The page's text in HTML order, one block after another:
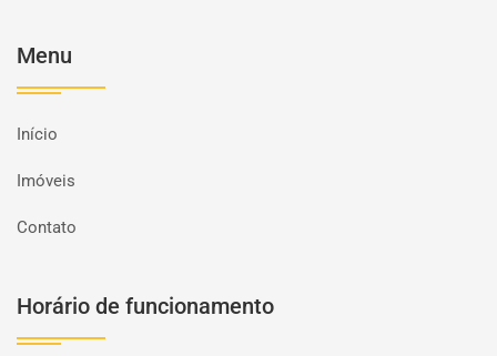
Menu
Início
Imóveis
Contato
Horário de funcionamento